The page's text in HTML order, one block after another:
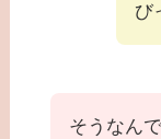
び
そうなん